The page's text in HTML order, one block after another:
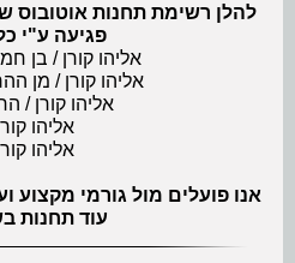
להלן רשימת תחנות אוטובוס
פגיעה ע"י
אליהו קורן / בן חמו (2
אליהו קורן / מן ההר (2
אליהו קורן /
אליהו
אליהו
אנו פועלים מול גורמי מקצוע
עוד תחנות